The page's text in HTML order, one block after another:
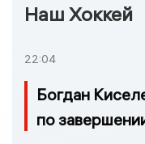
Наш Хоккей
22:04
Богдан
по